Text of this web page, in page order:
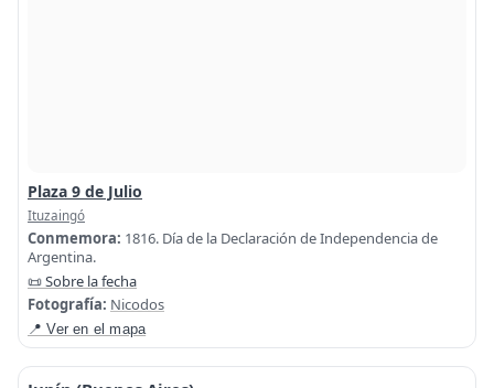
Plaza 9 de Julio
Ituzaingó
Conmemora: 1816. Día de la Declaración de Independencia de
Argentina.
📜 Sobre la fecha
Fotografía: Nicodos
📍 Ver en el mapa